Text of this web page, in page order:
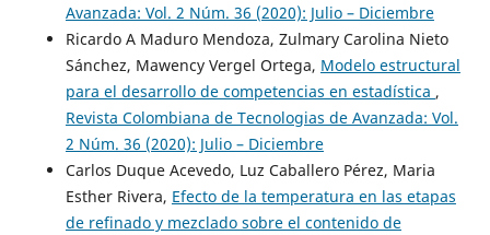
Avanzada: Vol. 2 Núm. 36 (2020): Julio – Diciembre
Ricardo A Maduro Mendoza, Zulmary Carolina Nieto
Sánchez, Mawency Vergel Ortega, Modelo estructural
para el desarrollo de competencias en estadística ,
Revista Colombiana de Tecnologias de Avanzada: Vol.
2 Núm. 36 (2020): Julio – Diciembre
Carlos Duque Acevedo, Luz Caballero Pérez, Maria
Esther Rivera, Efecto de la temperatura en las etapas
de refinado y mezclado sobre el contenido de